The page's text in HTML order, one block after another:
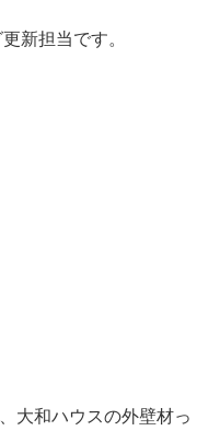
新担当です。
大和ハウスの外壁材っ